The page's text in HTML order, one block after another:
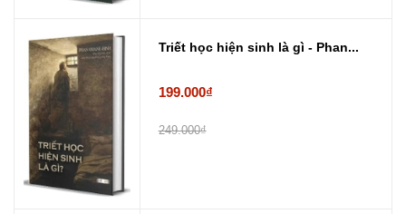
Triết học hiện sinh là gì - Phan...
199.000₫
249.000₫